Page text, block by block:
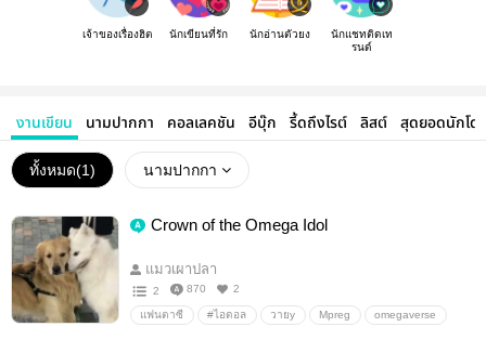
เจ้าของเรื่องฮิต นักเขียนที่รัก นักอ่านตัวยง
นักแชทติดเท
รนด์
งานเขียน นามปากกา คอลเลคชัน อีบุ๊ก รี้ดถึงไรต์ ลิสต์ สุดยอดนักโด
ทั้งหมด(1) นามปากกา
Crown of the Omega Idol
แมวเผาปลา
2 870 2
แฟนตาซี #ไอดอล วายy Mpreg omegaverse